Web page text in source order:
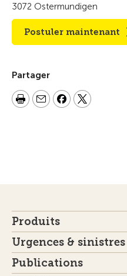
3072 Ostermundigen
Postuler maintenant
Partager
Produits
Urgences & sinistres
Publications